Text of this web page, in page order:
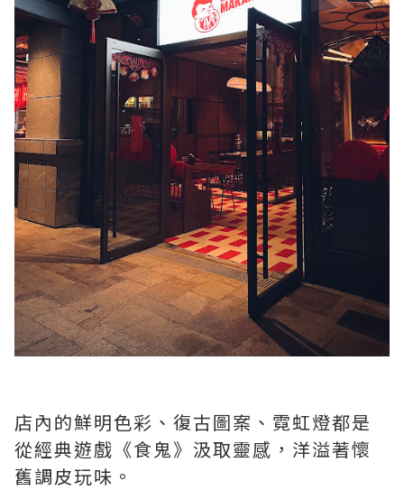
店內的鮮明色彩、復古圖案、霓虹燈都是
從經典遊戲《食鬼》汲取靈感，洋溢著懷
舊調皮玩味。